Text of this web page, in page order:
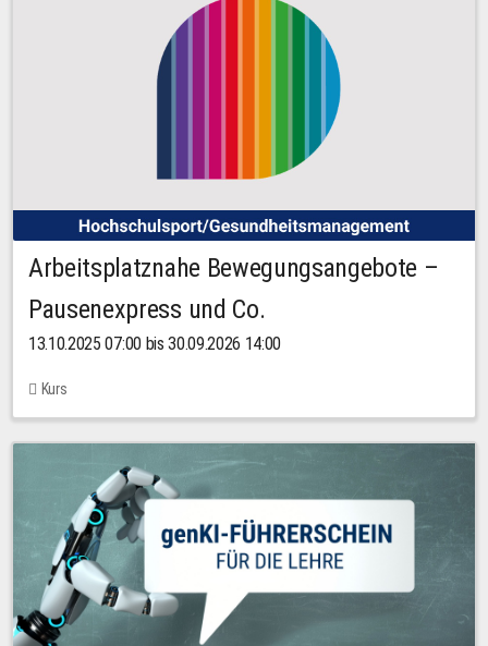
Arbeitsplatznahe Bewegungsangebote –
Pausenexpress und Co.
13.10.2025 07:00 bis 30.09.2026 14:00
Kurs